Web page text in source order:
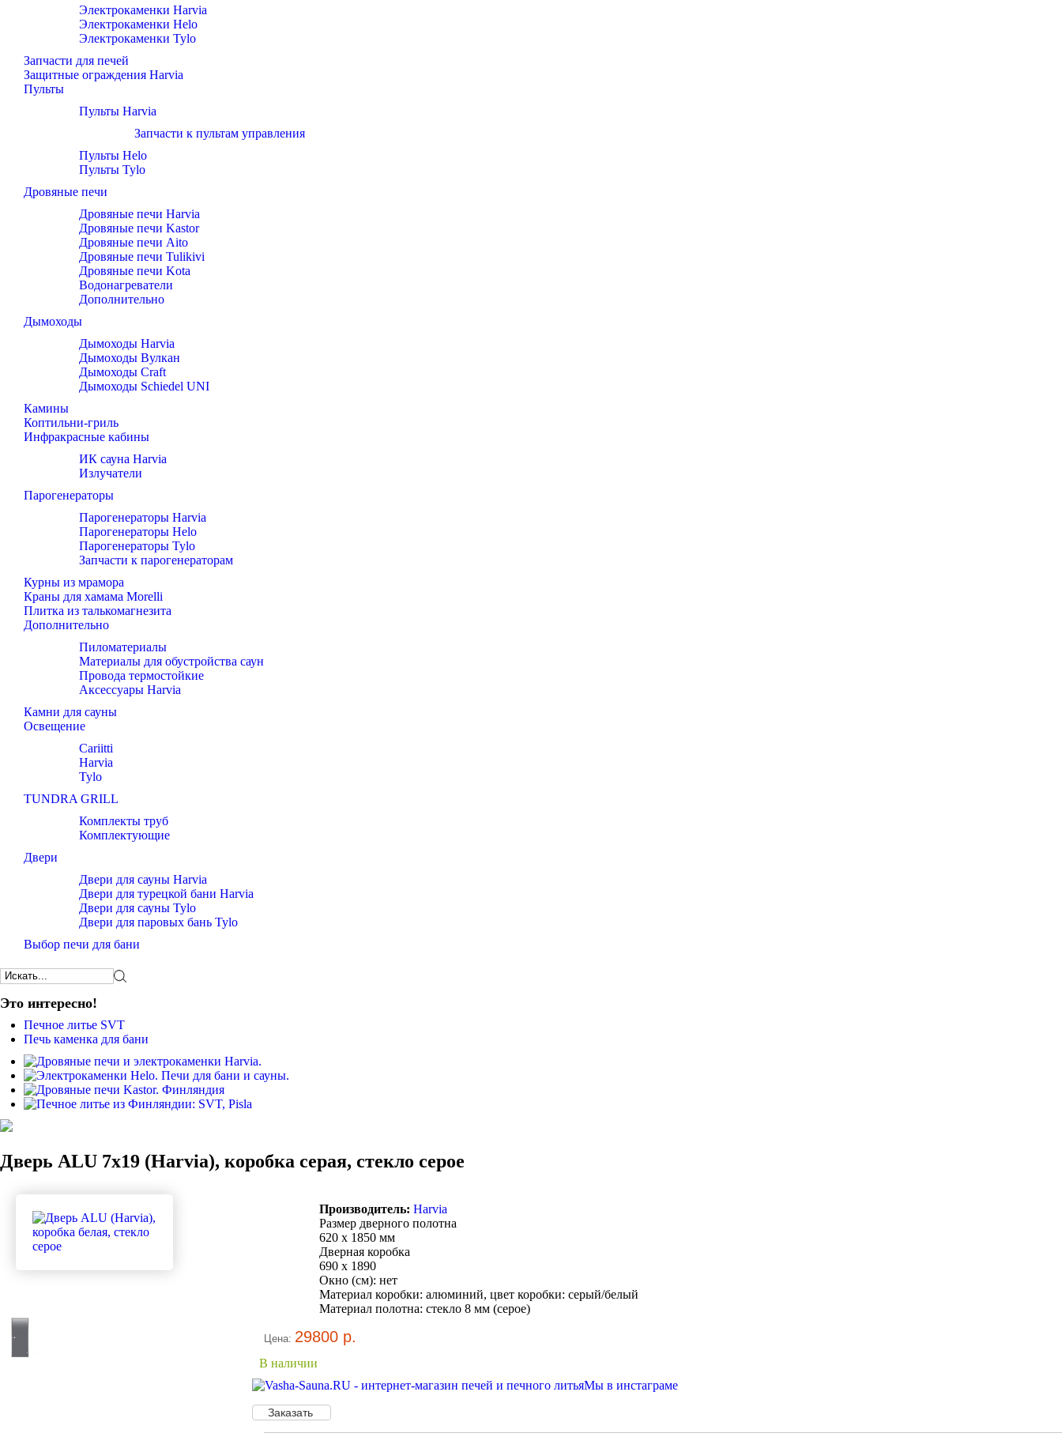
Электрокаменки Harvia
Электрокаменки Helo
Электрокаменки Tylo
Запчасти для печей
Защитные ограждения Harvia
Пульты
Пульты Harvia
Запчасти к пультам управления
Пульты Helo
Пульты Tylo
Дровяные печи
Дровяные печи Harvia
Дровяные печи Kastor
Дровяные печи Aito
Дровяные печи Tulikivi
Дровяные печи Kota
Водонагреватели
Дополнительно
Дымоходы
Дымоходы Harvia
Дымоходы Вулкан
Дымоходы Craft
Дымоходы Schiedel UNI
Камины
Коптильни-гриль
Инфракрасные кабины
ИК сауна Harvia
Излучатели
Парогенераторы
Парогенераторы Harvia
Парогенераторы Helo
Парогенераторы Tylo
Запчасти к парогенераторам
Курны из мрамора
Краны для хамама Morelli
Плитка из талькомагнезита
Дополнительно
Пиломатериалы
Материалы для обустройства саун
Провода термостойкие
Аксессуары Harvia
Камни для сауны
Освещение
Cariitti
Harvia
Tylo
TUNDRA GRILL
Комплекты труб
Комплектующие
Двери
Двери для сауны Harvia
Двери для турецкой бани Harvia
Двери для сауны Tylo
Двери для паровых бань Tylo
Выбор печи для бани
Это интересно!
Печное литье SVT
Печь каменка для бани
Дверь ALU 7x19 (Harvia), коробка серая, стекло серое
Производитель: Harvia
Размер дверного полотна
620 x 1850 мм
Дверная коробка
690 x 1890
Окно (см): нет
Материал коробки: алюминий, цвет коробки: серый/белый
Материал полотна: стекло 8 мм (серое)
Цена: 29800 р.
В наличии
Мы в инстаграме